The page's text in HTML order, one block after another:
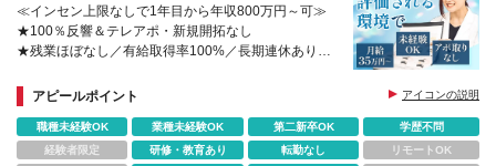
≪インセン上限なしで1年目から年収800万円～可≫
★100％反響＆テレアポ・新規開拓なし
★残業ほぼなし／有給取得率100%／長期連休あり
アピールポイント
アイコンの説明
職種未経験OK 業種未経験OK 第二新卒OK
学歴不問
経験者限定
研修・教育あり 転勤なし
リモートOK